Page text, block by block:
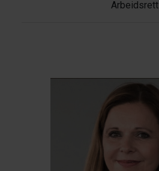
Arbeidsrett